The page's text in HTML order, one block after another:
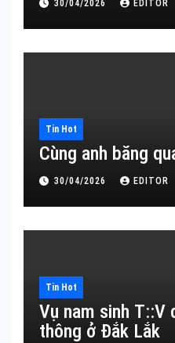
30/04/2026 EDITOR
Tin Hot
Cùng anh băng
30/04/2026 EDITOR
Tin Hot
Vụ nam sinh T::V
thông ở Đắk Lắk